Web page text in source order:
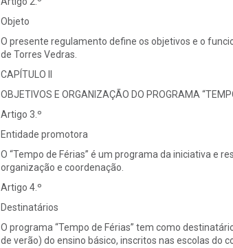
Objeto
O presente regulamento define os objetivos e o
de Torres Vedras.
CAPÍTULO II
OBJETIVOS E ORGANIZAÇÃO DO PROGRAMA
Artigo 3.º
Entidade promotora
O “Tempo de Férias” é um programa da iniciativa e
organização e coordenação.
Artigo 4.º
Destinatários
O programa “Tempo de Férias” tem como
de verão) do ensino básico, inscritos nas escolas do